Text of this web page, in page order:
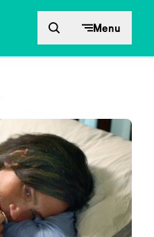
Menu